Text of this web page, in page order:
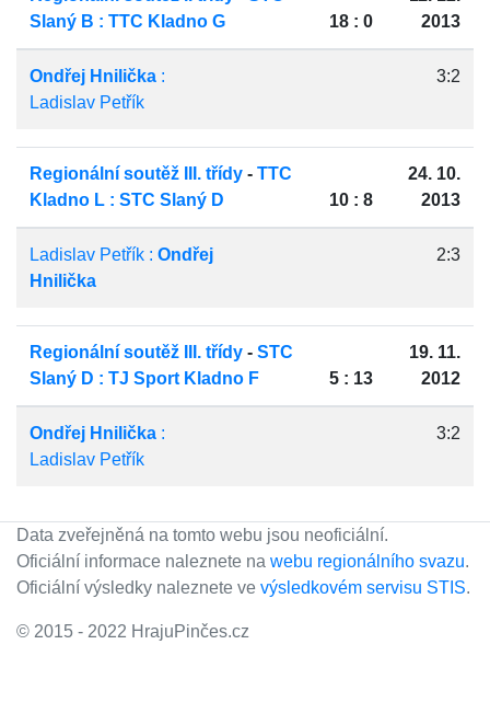
Slaný B : TTC Kladno G
18 : 0
2013
Ondřej Hnilička :
Ladislav Petřík
3:2
Regionální soutěž III. třídy - TTC
Kladno L : STC Slaný D
10 : 8
24. 10.
2013
Ladislav Petřík : Ondřej
Hnilička
2:3
Regionální soutěž III. třídy - STC
Slaný D : TJ Sport Kladno F
5 : 13
19. 11.
2012
Ondřej Hnilička :
Ladislav Petřík
3:2
Data zveřejněná na tomto webu jsou neoficiální.
Oficiální informace naleznete na webu regionálního svazu.
Oficiální výsledky naleznete ve výsledkovém servisu STIS.
© 2015 - 2022 HrajuPinčes.cz